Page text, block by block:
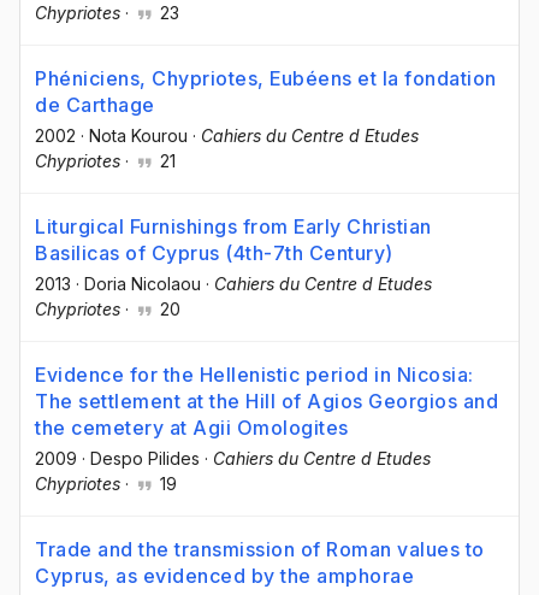
Chypriotes · 23
Phéniciens, Chypriotes, Eubéens et la fondation
de Carthage
2002 · Nota Kourou · Cahiers du Centre d Etudes
Chypriotes · 21
Liturgical Furnishings from Early Christian
Basilicas of Cyprus (4th-7th Century)
2013 · Doria Nicolaou · Cahiers du Centre d Etudes
Chypriotes · 20
Evidence for the Hellenistic period in Nicosia:
The settlement at the Hill of Agios Georgios and
the cemetery at Agii Omologites
2009 · Despo Pilides · Cahiers du Centre d Etudes
Chypriotes · 19
Trade and the transmission of Roman values to
Cyprus, as evidenced by the amphorae